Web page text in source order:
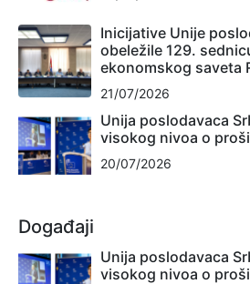
Inicijative Unije
obeležile 129.
ekonomskog saveta
21/07/2026
Unija poslodavaca
visokog nivoa o
20/07/2026
Događaji
Unija poslodavaca
visokog nivoa o